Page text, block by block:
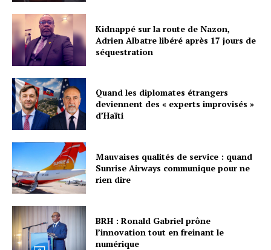
Kidnappé sur la route de Nazon,
Adrien Albatre libéré après 17 jours de
séquestration
Quand les diplomates étrangers
deviennent des « experts improvisés »
d’Haïti
Mauvaises qualités de service : quand
Sunrise Airways communique pour ne
rien dire
BRH : Ronald Gabriel prône
l’innovation tout en freinant le
numérique